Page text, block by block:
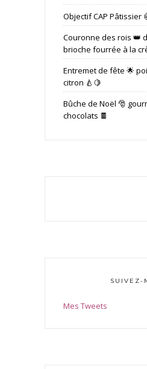
Objectif CAP Pâtissier
Couronne des rois 👑
brioche fourrée à la
Entremet de fête 🌟
citron 🍐🍋
Bûche de Noël 🎅
chocolats 🍫
SUIVEZ-
Mes Tweets